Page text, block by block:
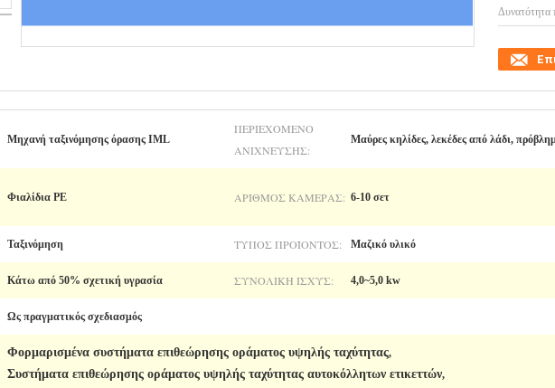
Δυνατότητα
Μηχανή ταξινόμησης όρασης IML
ΠΕΡΙΕΧΌΜΕΝΟ
ΑΝΊΧΝΕΥΣΗΣ:
Μαύρες κηλίδες, λεκέδες από λάδι,
Φιαλίδια PE ΑΡΙΘΜΌΣ ΚΆΜΕΡΑΣ: 6-10 σετ
Ταξινόμηση ΤΎΠΟΣ ΠΡΟΪΌΝΤΟΣ: Μαζικό υλικό
Κάτω από 50% σχετική υγρασία ΣΥΝΟΛΙΚΉ ΙΣΧΎΣ: 4,0~5,0 kw
Ως πραγματικός σχεδιασμός
Φορμαρισμένα συστήματα επιθεώρησης οράματος υψηλής ταχύτητας,
Συστήματα επιθεώρησης οράματος υψηλής ταχύτητας αυτοκόλλητων ετικεττών,